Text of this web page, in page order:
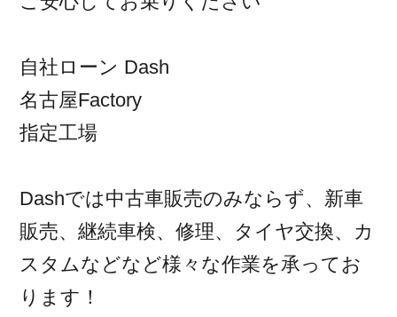
自社ローン Dash
名古屋Factory
指定工場
Dashでは中古車販売のみならず、新車
販売、継続車検、修理、タイヤ交換、カ
スタムなどなど様々な作業を承ってお
ります！